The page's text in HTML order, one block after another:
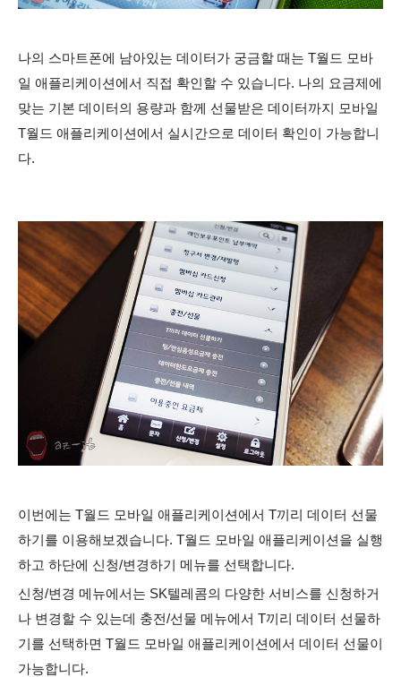
나의 스마트폰에 남아있는 데이터가 궁금할 때는 T월드 모바
일 애플리케이션에서 직접 확인할 수 있습니다. 나의 요금제에
맞는 기본 데이터의 용량과 함께 선물받은 데이터까지 모바일
T월드 애플리케이션에서 실시간으로 데이터 확인이 가능합니
다.
이번에는 T월드 모바일 애플리케이션에서 T끼리 데이터 선물
하기를 이용해보겠습니다. T월드 모바일 애플리케이션을 실행
하고 하단에 신청/변경하기 메뉴를 선택합니다.
신청/변경 메뉴에서는 SK텔레콤의 다양한 서비스를 신청하거
나 변경할 수 있는데 충전/선물 메뉴에서 T끼리 데이터 선물하
기를 선택하면 T월드 모바일 애플리케이션에서 데이터 선물이
가능합니다.